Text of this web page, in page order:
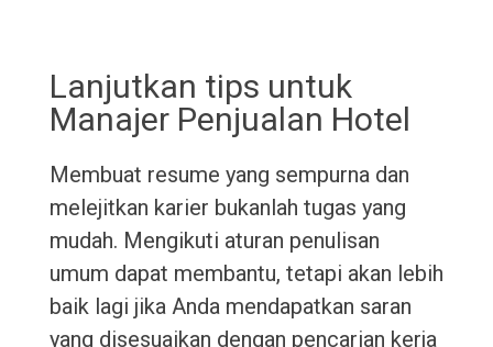
Lanjutkan tips untuk
Manajer Penjualan Hotel
Membuat resume yang sempurna dan
melejitkan karier bukanlah tugas yang
mudah. Mengikuti aturan penulisan
umum dapat membantu, tetapi akan lebih
baik lagi jika Anda mendapatkan saran
yang disesuaikan dengan pencarian kerja